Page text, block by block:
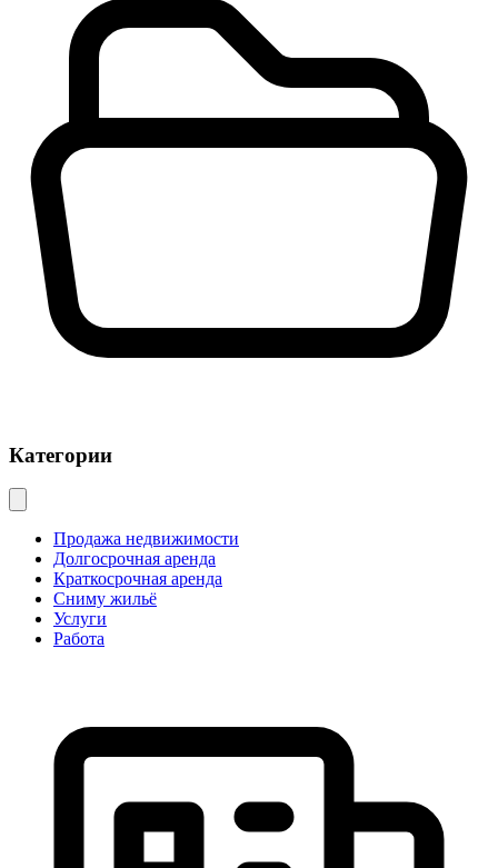
Категории
Продажа недвижимости
Долгосрочная аренда
Краткосрочная аренда
Сниму жильё
Услуги
Работа